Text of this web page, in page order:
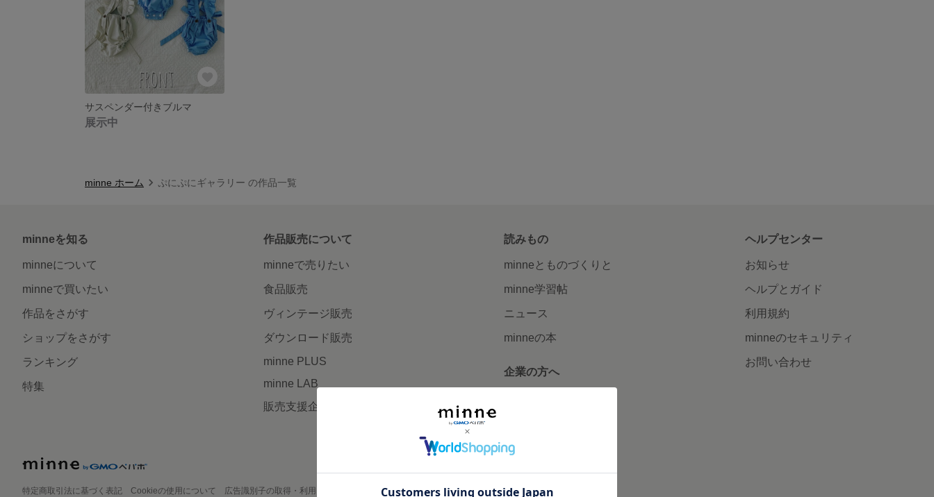
サスペンダー付きブルマ
展示中
minne ホーム ぷにぷにギャラリー の作品一覧
minneを知る
minneについて
minneで買いたい
作品をさがす
ショップをさがす
ランキング
特集
作品販売について
minneで売りたい
食品販売
ヴィンテージ販売
ダウンロード販売
minne PLUS
minne LAB
販売支援企画・イベント
読みもの
minneとものづくりと
minne学習帖
ニュース
minneの本
企業の方へ
ヘルプセンター
お知らせ
ヘルプとガイド
利用規約
minneのセキュリティ
お問い合わせ
特定商取引法に基づく表記 Cookieの使用について 広告識別子の取得・利用 プライバシーポリシー 会社概要 採用情報 メディアキット